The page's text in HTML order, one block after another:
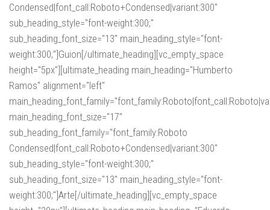
Condensed|font_call:Roboto+Condensed|variant:300"
sub_heading_style="font-weight:300;"
sub_heading_font_size="13" main_heading_style="font-
weight:300;"]Guion[/ultimate_heading][vc_empty_space
height="5px"][ultimate_heading main_heading="Humberto
Ramos" alignment="left"
main_heading_font_size="17"
sub_heading_font_family="font_family:Roboto
Condensed|font_call:Roboto+Condensed|variant:300"
sub_heading_style="font-weight:300;"
sub_heading_font_size="13" main_heading_style="font-
weight:300;"]Arte[/ultimate_heading][vc_empty_space